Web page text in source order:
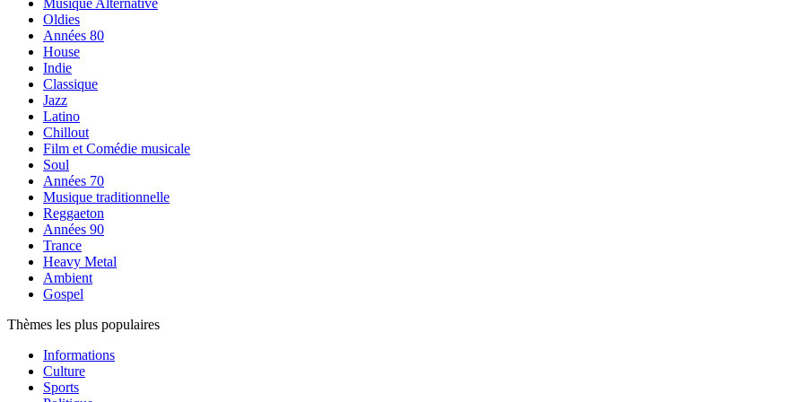
Musique Alternative
Oldies
Années 80
House
Indie
Classique
Jazz
Latino
Chillout
Film et Comédie musicale
Soul
Années 70
Musique traditionnelle
Reggaeton
Années 90
Trance
Heavy Metal
Ambient
Gospel
Thèmes les plus populaires
Informations
Culture
Sports